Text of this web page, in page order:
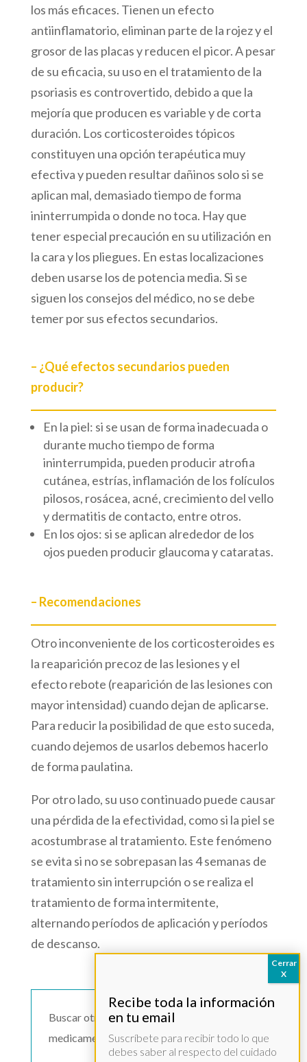
los más eficaces. Tienen un efecto
antiinflamatorio, eliminan parte de la rojez y el
grosor de las placas y reducen el picor. A pesar
de su eficacia, su uso en el tratamiento de la
psoriasis es controvertido, debido a que la
mejoría que producen es variable y de corta
duración. Los corticosteroides tópicos
constituyen una opción terapéutica muy
efectiva y pueden resultar dañinos solo si se
aplican mal, demasiado tiempo de forma
ininterrumpida o donde no toca. Hay que
tener especial precaución en su utilización en
la cara y los pliegues. En estas localizaciones
deben usarse los de potencia media. Si se
siguen los consejos del médico, no se debe
temer por sus efectos secundarios.
– ¿Qué efectos secundarios pueden
producir?
En la piel: si se usan de forma inadecuada o
durante mucho tiempo de forma
ininterrumpida, pueden producir atrofia
cutánea, estrías, inflamación de los folículos
pilosos, rosácea, acné, crecimiento del vello
y dermatitis de contacto, entre otros.
En los ojos: si se aplican alrededor de los
ojos pueden producir glaucoma y cataratas.
– Recomendaciones
Otro inconveniente de los corticosteroides es
la reaparición precoz de las lesiones y el
efecto rebote (reaparición de las lesiones con
mayor intensidad) cuando dejan de aplicarse.
Para reducir la posibilidad de que esto suceda,
cuando dejemos de usarlos debemos hacerlo
de forma paulatina.
Por otro lado, su uso continuado puede causar
una pérdida de la efectividad, como si la piel se
acostumbrase al tratamiento. Este fenómeno
se evita si no se sobrepasan las 4 semanas de
tratamiento sin interrupción o se realiza el
tratamiento de forma intermitente,
alternando períodos de aplicación y períodos
de descanso.
Buscar otro
medicamento >>Suscríbete para recibir todo lo que
debes saber al respecto del cuidado